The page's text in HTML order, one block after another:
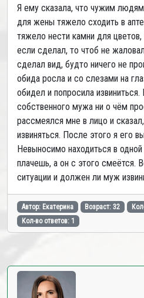
Я ему сказала, что чужим
для жены тяжело сходить в
тяжело нести камни для
если сделал, то чтоб не
сделал вид, будто ничего не
обида росла и со слезами на
обидел и попросила
собственного мужа ни о чём
рассмеялся мне в лицо и
извиняться. После этого я его
Невыносимо находиться в одной
плачешь, а он с этого смеётся.
ситуации и должен ли муж
Автор: Екатерина Возраст: 32
Кол-во ответов: 1